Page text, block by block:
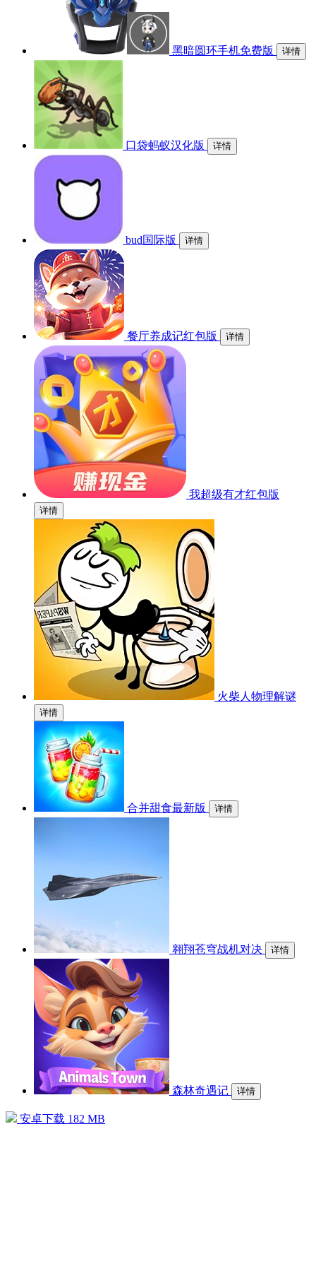
黑暗圆环手机免费版 详情
口袋蚂蚁汉化版 详情
bud国际版 详情
餐厅养成记红包版 详情
我超级有才红包版
详情
火柴人物理解谜
详情
合并甜食最新版 详情
翱翔苍穹战机对决 详情
森林奇遇记 详情
安卓下载 182 MB